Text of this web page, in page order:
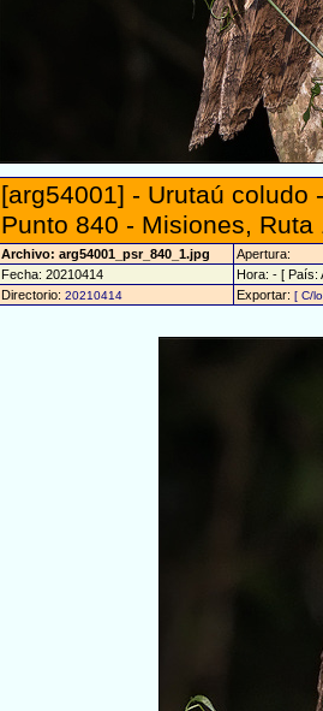
[arg54001] - Urutaú
Punto 840 - Misiones,
Archivo: arg54001_psr_840_1.jpg
Apertura:
Fecha: 20210414
Hora: - [ País:
Directorio: 20210414 Exportar: [ C/